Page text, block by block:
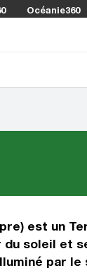
Océanie360
est un
soleil et
par